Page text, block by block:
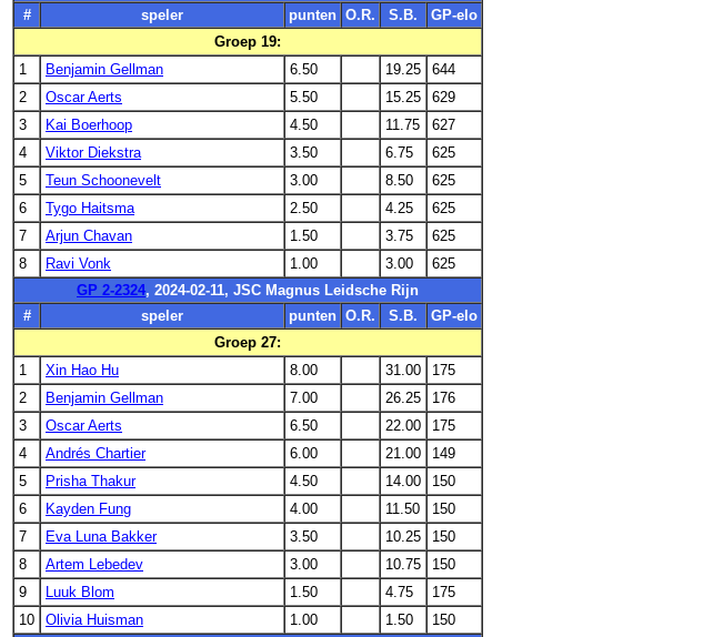
#
speler punten O.R. S.B.
GP-elo
Groep 19:
1
Benjamin Gellman 6.50 19.25
644
2
Oscar Aerts 5.50 15.25
629
3
Kai Boerhoop 4.50 11.75
627
4
Viktor Diekstra 3.50 6.75
625
5
Teun Schoonevelt 3.00 8.50
625
6
Tygo Haitsma 2.50 4.25
625
7
Arjun Chavan 1.50 3.75
625
8
Ravi Vonk 1.00 3.00
625
GP 2-2324, 2024-02-11, JSC Magnus Leidsche Rijn
#
speler punten O.R. S.B.
GP-elo
Groep 27:
1
Xin Hao Hu 8.00 31.00
175
2
Benjamin Gellman 7.00 26.25
176
3
Oscar Aerts 6.50 22.00
175
4
Andrés Chartier 6.00 21.00
149
5
Prisha Thakur 4.50 14.00
150
6
Kayden Fung 4.00 11.50
150
7
Eva Luna Bakker 3.50 10.25
150
8
Artem Lebedev 3.00 10.75
150
9
Luuk Blom 1.50 4.75
175
10
Olivia Huisman 1.00 1.50
150